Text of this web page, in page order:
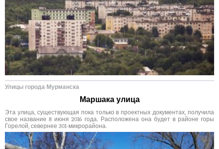
Улицы города Мурманска
Маршака улица
Эта улица, существующая пока только в проектных документах, получила
свое название 8 июня 2016 года. Расположена она будет в районе горы
Горелой, севернее 301-микрорайона.